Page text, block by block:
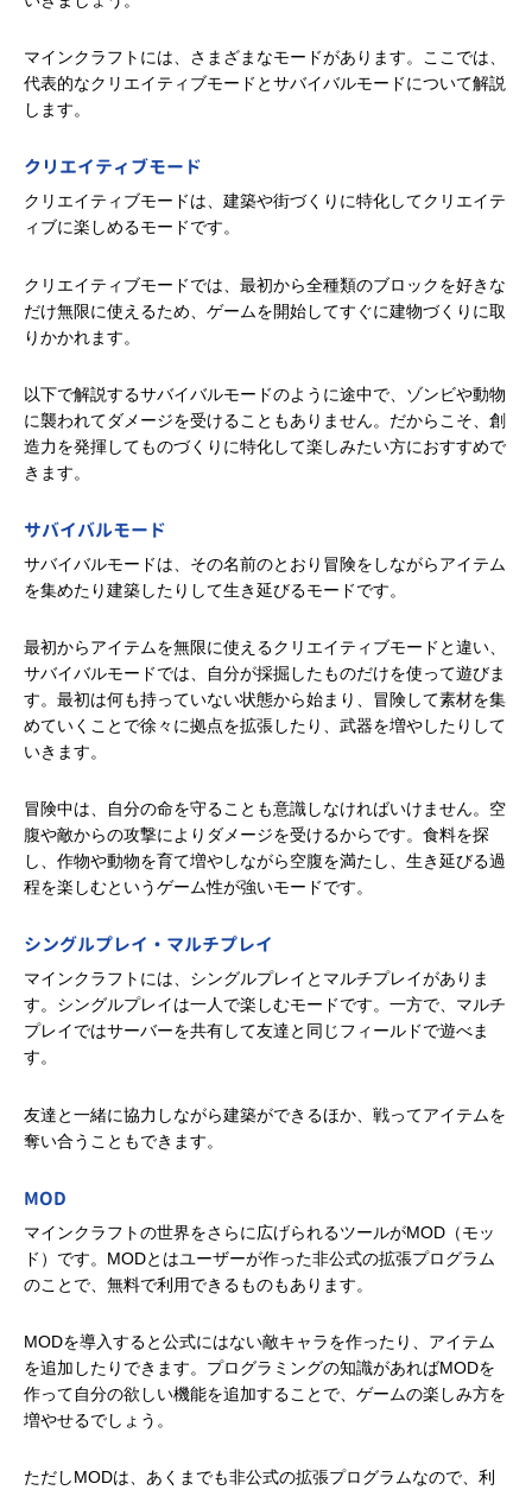
マインクラフトには、さまざまなモードがあります。ここでは、
代表的なクリエイティブモードとサバイバルモードについて解説
します。
クリエイティブモード
クリエイティブモードは、建築や街づくりに特化してクリエイテ
ィブに楽しめるモードです。
クリエイティブモードでは、最初から全種類のブロックを好きな
だけ無限に使えるため、ゲームを開始してすぐに建物づくりに取
りかかれます。
以下で解説するサバイバルモードのように途中で、ゾンビや動物
に襲われてダメージを受けることもありません。だからこそ、創
造力を発揮してものづくりに特化して楽しみたい方におすすめで
きます。
サバイバルモード
サバイバルモードは、その名前のとおり冒険をしながらアイテム
を集めたり建築したりして生き延びるモードです。
最初からアイテムを無限に使えるクリエイティブモードと違い、
サバイバルモードでは、自分が採掘したものだけを使って遊びま
す。最初は何も持っていない状態から始まり、冒険して素材を集
めていくことで徐々に拠点を拡張したり、武器を増やしたりして
いきます。
冒険中は、自分の命を守ることも意識しなければいけません。空
腹や敵からの攻撃によりダメージを受けるからです。食料を探
し、作物や動物を育て増やしながら空腹を満たし、生き延びる過
程を楽しむというゲーム性が強いモードです。
シングルプレイ・マルチプレイ
マインクラフトには、シングルプレイとマルチプレイがありま
す。シングルプレイは一人で楽しむモードです。一方で、マルチ
プレイではサーバーを共有して友達と同じフィールドで遊べま
す。
友達と一緒に協力しながら建築ができるほか、戦ってアイテムを
奪い合うこともできます。
MOD
マインクラフトの世界をさらに広げられるツールがMOD（モッ
ド）です。MODとはユーザーが作った非公式の拡張プログラム
のことで、無料で利用できるものもあります。
MODを導入すると公式にはない敵キャラを作ったり、アイテム
を追加したりできます。プログラミングの知識があればMODを
作って自分の欲しい機能を追加することで、ゲームの楽しみ方を
増やせるでしょう。
ただしMODは、あくまでも非公式の拡張プログラムなので、利